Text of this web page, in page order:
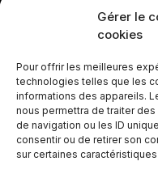
Gérer le
cookies
Pour offrir les meilleures
technologies telles que les
informations des appareils.
nous permettra de traiter
de navigation ou les ID
consentir ou de retirer son
sur certaines
Numéro 1
pose
également
mesure
meilleures